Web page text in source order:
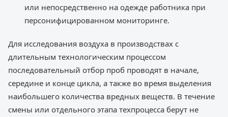
или непосредственно на одежде работника при
персонифицированном мониторинге.
Для исследования воздуха в производствах с
длительным технологическим процессом
последовательный отбор проб проводят в начале,
середине и конце цикла, а также во время выделения
наибольшего количества вредных веществ. В течение
смены или отдельного этапа техпроцесса берут не